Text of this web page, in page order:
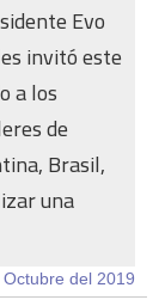
Evo
invitó este
a los
de
Brasil,
una
del 2019